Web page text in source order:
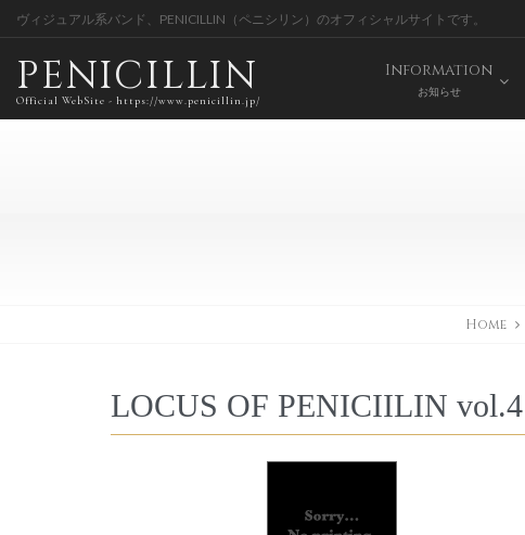
ヴィジュアル系バンド、PENICILLIN（ペニシリン）のオフィシャルサイトです。
PENICILLIN
Official WebSite - https://www.penicillin.jp/
Information
お知らせ
Home
LOCUS OF PENICIILIN vol.4